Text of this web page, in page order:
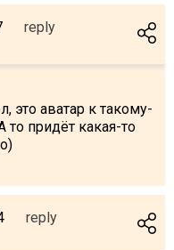
reply
это аватар к такому-
то придёт какая-то
reply